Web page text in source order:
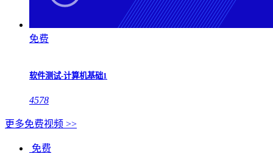
免费
软件测试-计算机基础1
4578
更多免费视频 >>
免费